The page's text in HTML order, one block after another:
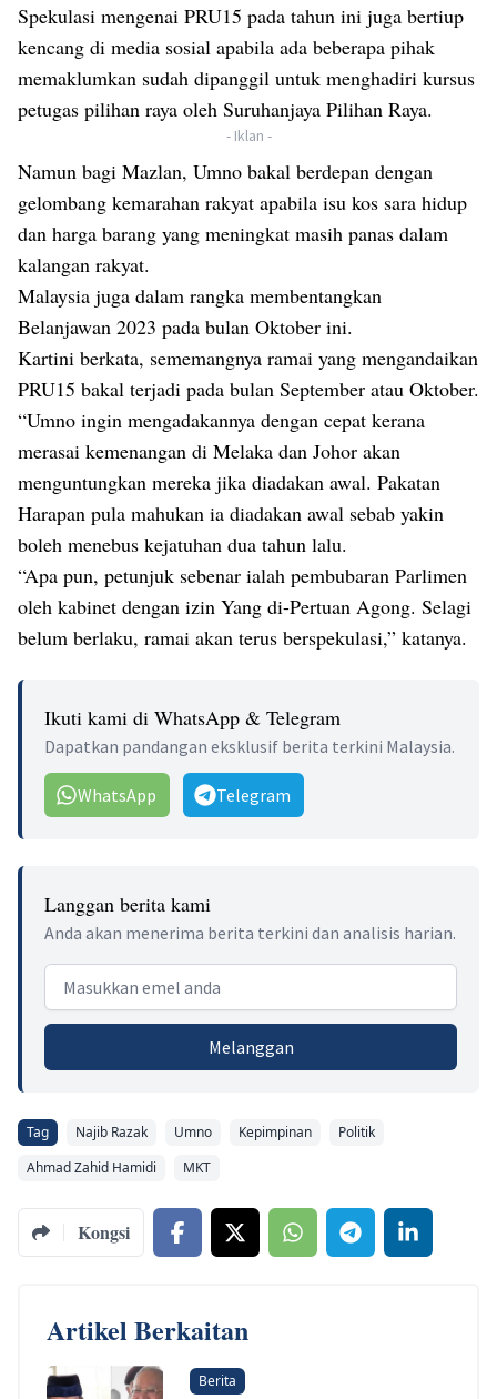
Spekulasi mengenai PRU15 pada tahun ini juga bertiup
kencang di media sosial apabila ada beberapa pihak
memaklumkan sudah dipanggil untuk menghadiri kursus
petugas pilihan raya oleh Suruhanjaya Pilihan Raya.
- Iklan -
Namun bagi Mazlan, Umno bakal berdepan dengan
gelombang kemarahan rakyat apabila isu kos sara hidup
dan harga barang yang meningkat masih panas dalam
kalangan rakyat.
Malaysia juga dalam rangka membentangkan
Belanjawan 2023 pada bulan Oktober ini.
Kartini berkata, sememangnya ramai yang mengandaikan
PRU15 bakal terjadi pada bulan September atau Oktober.
“Umno ingin mengadakannya dengan cepat kerana
merasai kemenangan di Melaka dan Johor akan
menguntungkan mereka jika diadakan awal. Pakatan
Harapan pula mahukan ia diadakan awal sebab yakin
boleh menebus kejatuhan dua tahun lalu.
“Apa pun, petunjuk sebenar ialah pembubaran Parlimen
oleh kabinet dengan izin Yang di-Pertuan Agong. Selagi
belum berlaku, ramai akan terus berspekulasi,” katanya.
Ikuti kami di WhatsApp & Telegram
Dapatkan pandangan eksklusif berita terkini Malaysia.
WhatsApp Telegram
Langgan berita kami
Anda akan menerima berita terkini dan analisis harian.
Email address
Melanggan
Tag Najib Razak Umno Kepimpinan
Politik
Ahmad Zahid Hamidi
MKT
Kongsi
Artikel Berkaitan
Berita